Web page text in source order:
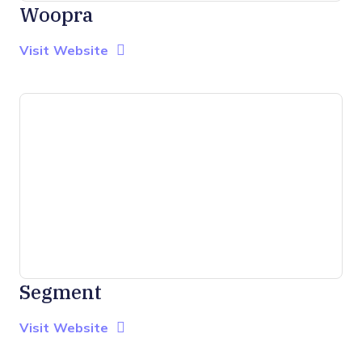
Woopra
Visit Website Opens New Window
Segment
Visit Website Opens New Window